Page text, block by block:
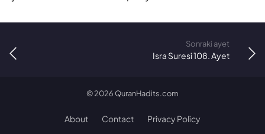
Sonraki ayet
Isra Suresi 108. Ayet
©2026 QuranHadits.com
About Contact Privacy Policy